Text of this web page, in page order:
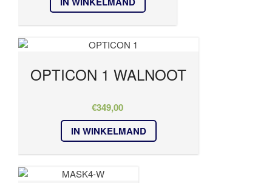
OPTICON 1 WALNOOT
€349,00
IN WINKELMAND